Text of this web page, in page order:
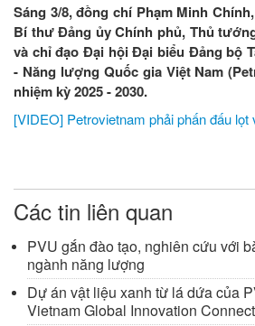
Sáng 3/8, đồng chí Phạm Minh
Bí thư Đảng ủy Chính phủ, Thủ
và chỉ đạo Đại hội Đại biểu Đảng bộ
- Năng lượng Quốc gia Việt Nam
nhiệm kỳ 2025 - 2030.
[VIDEO] Petrovietnam phải phấn đấu lọt
Các tin liên quan
PVU gắn đào tạo, nghiên cứu với
ngành năng lượng
Dự án vật liệu xanh từ lá dứa của
Vietnam Global Innovation